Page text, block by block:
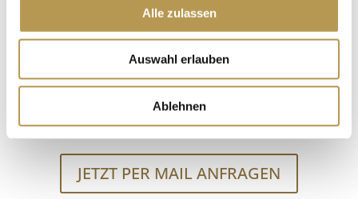
Alle zulassen
Auswahl erlauben
Ablehnen
FESTE
Ob Jubiläum, Familienfest oder Firmenfeier, die
geschichtsträchtigen Säulen des Schlosshotels Klink
sorgen für ein elegantes Ambiente, das Sie und Ihre
Gäste begeistern wird.
JETZT PER MAIL ANFRAGEN